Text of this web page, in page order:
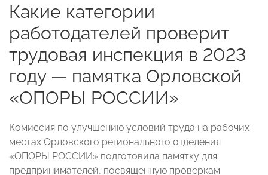
Какие категории
работодателей проверит
трудовая инспекция в 2023
году — памятка Орловской
«ОПОРЫ РОССИИ»
Комиссия по улучшению условий труда на рабочих
местах Орловского регионального отделения
«ОПОРЫ РОССИИ» подготовила памятку для
предпринимателей, посвященную проверкам